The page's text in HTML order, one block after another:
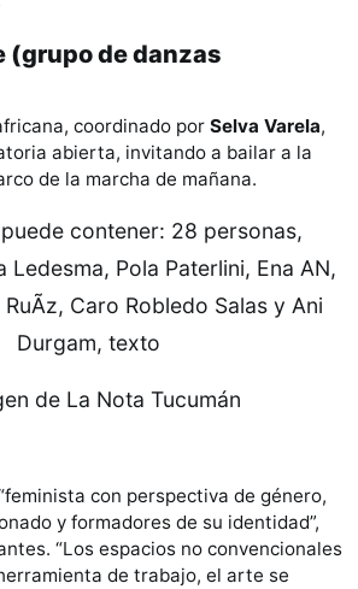
(grupo de danzas
coordinado por Selva Varela,
abierta, invitando a bailar a la
de la marcha de mañana.
con perspectiva de género,
y formadores de su identidad”,
“Los espacios no convencionales
de trabajo, el arte se